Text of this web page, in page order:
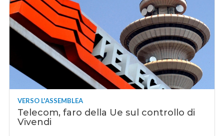
VERSO L'ASSEMBLEA
Telecom, faro della Ue sul controllo di
Vivendi